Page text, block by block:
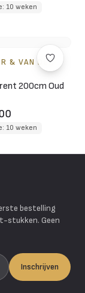
10 weken
& VAN DER
200cm Oud
10 weken
bestelling
stukken. Geen
Inschrijven